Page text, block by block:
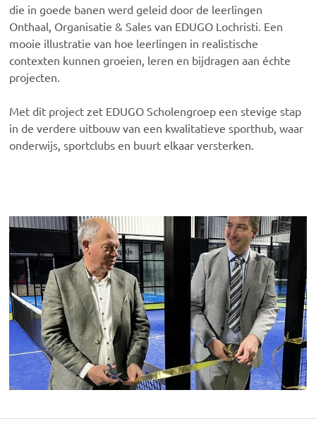
die in goede banen werd geleid door de leerlingen
Onthaal, Organisatie & Sales van EDUGO Lochristi. Een
mooie illustratie van hoe leerlingen in realistische
contexten kunnen groeien, leren en bijdragen aan échte
projecten.
Met dit project zet EDUGO Scholengroep een stevige stap
in de verdere uitbouw van een kwalitatieve sporthub, waar
onderwijs, sportclubs en buurt elkaar versterken.